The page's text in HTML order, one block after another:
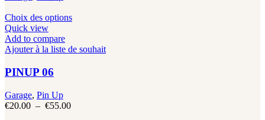
Choix des optionsCe
plusieurs
Quick view
Add to compare
Ajouter à la liste de souhait
PINUP 06
Garage, Pin Up
€20.00 – €55.00Plage